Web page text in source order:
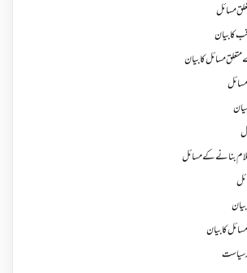
مسائل
کا بیان
مسائل کا بیان
غلام بنانے کے مسائل
کا بیان
سیاست